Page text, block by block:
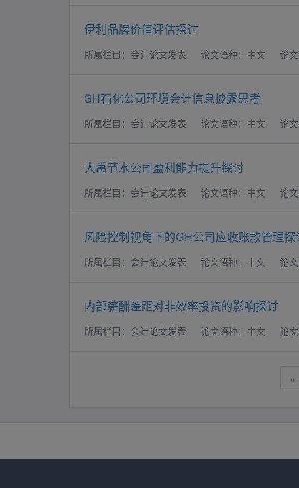
伊利品牌价值评估探讨
所属栏目：会计论文发表 论文语种：中文 论
SH石化公司环境会计信息披露思考
所属栏目：会计论文发表 论文语种：中文 论
大禹节水公司盈利能力提升探讨
所属栏目：会计论文发表 论文语种：中文 论
风险控制视角下的GH公司应收账款管理探
所属栏目：会计论文发表 论文语种：中文 论
内部薪酬差距对非效率投资的影响探讨
所属栏目：会计论文发表 论文语种：中文 论
«